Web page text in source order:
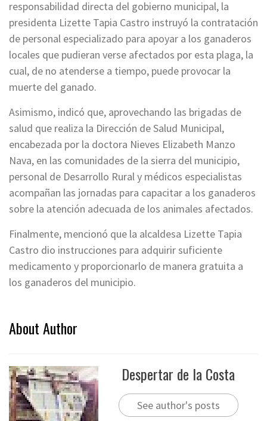
responsabilidad directa del gobierno municipal, la
presidenta Lizette Tapia Castro instruyó la contratación
de personal especializado para apoyar a los ganaderos
locales que pudieran verse afectados por esta plaga, la
cual, de no atenderse a tiempo, puede provocar la
muerte del ganado.
Asimismo, indicó que, aprovechando las brigadas de
salud que realiza la Dirección de Salud Municipal,
encabezada por la doctora Nieves Elizabeth Manzo
Nava, en las comunidades de la sierra del municipio,
personal de Desarrollo Rural y médicos especialistas
acompañan las jornadas para capacitar a los ganaderos
sobre la atención adecuada de los animales afectados.
Finalmente, mencionó que la alcaldesa Lizette Tapia
Castro dio instrucciones para adquirir suficiente
medicamento y proporcionarlo de manera gratuita a
los ganaderos del municipio.
About Author
Despertar de la Costa
See author's posts